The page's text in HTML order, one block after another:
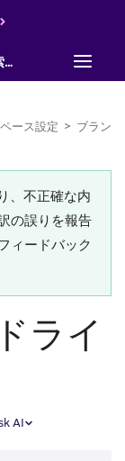
ース設定 > ブラン
、不正確な内
の誤りを報告
ィードバック
ライ
AI